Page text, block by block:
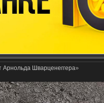
Арнольда Шварценеггера»